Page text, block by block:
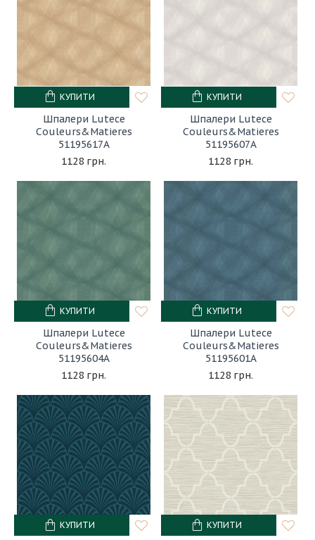
Шпалери Lutece
Couleurs&Matieres
51195617A
1128 грн.
КУПИТИ
Шпалери Lutece
Couleurs&Matieres
51195607A
1128 грн.
КУПИТИ
Шпалери Lutece
Couleurs&Matieres
51195604A
1128 грн.
КУПИТИ
Шпалери Lutece
Couleurs&Matieres
51195601A
1128 грн.
КУПИТИ
КУПИТИ КУПИТИ